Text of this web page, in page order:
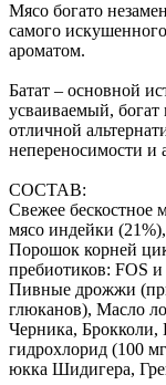
Мясо богато
самого
ароматом.
Батат – основной
усваиваемый,
отличной
непереносимости и
СОСТАВ:
Свежее бескостное
мясо индейки
Порошок корней
пребиотиков: FOS
Пивные дрожжи
глюканов), Масло
Черника,
гидрохлорид (100
юкка Шидигера,